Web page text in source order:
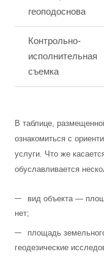
геоподоснова
Контрольно-
исполнительная
съемка
В таблице,
ознакомиться с
услуги. Что же
обуславливается
вид объекта —
нет;
площадь
геодезические